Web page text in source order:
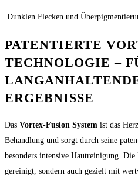
Dunklen Flecken und
PATENTIERTE
TECHNOLOGIE –
ERGEBNISSE
Das Vortex-Fusion System ist das
Behandlung und sorgt durch seine
besonders intensive Hautreinigung.
gereinigt, sondern auch gezielt mit